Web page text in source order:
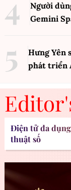
Người
Gemini
Hưng Yên
phát triển
Điện tử đa
thuật số